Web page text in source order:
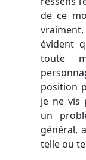
de ce
évident
toute
position
je ne vis
un
général,
telle ou